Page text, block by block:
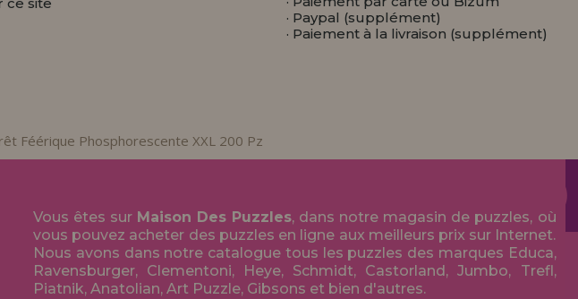
ce site
· Paypal (supplément)
· Paiement à la livraison (supplément)
Féérique Phosphorescente XXL 200 Pz
Vous êtes sur Maison Des Puzzles, dans notre magasin de puzzles, où
vous pouvez acheter des puzzles en ligne aux meilleurs prix sur Internet.
Nous avons dans notre catalogue tous les puzzles des marques Educa,
Ravensburger, Clementoni, Heye, Schmidt, Castorland, Jumbo, Trefl,
Piatnik, Anatolian, Art Puzzle, Gibsons et bien d'autres.